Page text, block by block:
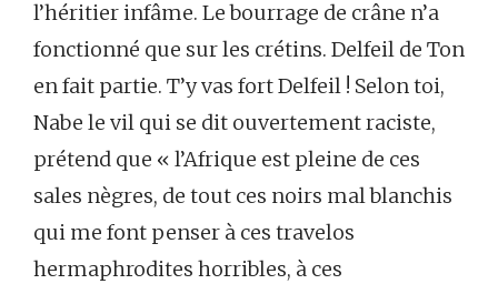
l’héritier infâme. Le bourrage de crâne n’a
fonctionné que sur les crétins. Delfeil de Ton
en fait partie. T’y vas fort Delfeil ! Selon toi,
Nabe le vil qui se dit ouvertement raciste,
prétend que « l’Afrique est pleine de ces
sales nègres, de tout ces noirs mal blanchis
qui me font penser à ces travelos
hermaphrodites horribles, à ces